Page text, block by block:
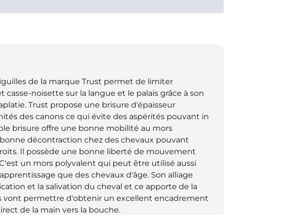
de la marque Trust permet de limiter
noisette sur la langue et le palais grâce à son
Trust propose une brisure d'épaisseur
des canons ce qui évite des aspérités pouvant in
brisure offre une bonne mobilité au mors
décontraction chez des chevaux pouvant
Il possède une bonne liberté de mouvement
un mors polyvalent qui peut être utilisé aussi
que des chevaux d'âge. Son alliage
et la salivation du cheval et ce apporte de la
vont permettre d'obtenir un excellent encadrement
de la main vers la bouche.